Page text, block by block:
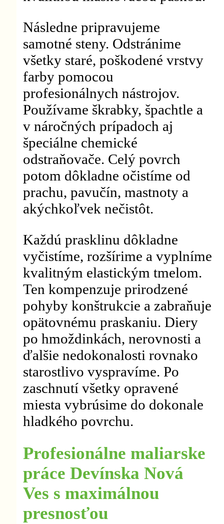
Následne pripravujeme
samotné steny. Odstránime
všetky staré, poškodené vrstvy
farby pomocou
profesionálnych nástrojov.
Používame škrabky, špachtle a
v náročných prípadoch aj
špeciálne chemické
odstraňovače. Celý povrch
potom dôkladne očistíme od
prachu, pavučín, mastnoty a
akýchkoľvek nečistôt.
Každú prasklinu dôkladne
vyčistíme, rozšírime a vyplníme
kvalitným elastickým tmelom.
Ten kompenzuje prirodzené
pohyby konštrukcie a zabraňuje
opätovnému praskaniu. Diery
po hmoždinkách, nerovnosti a
ďalšie nedokonalosti rovnako
starostlivo vyspravíme. Po
zaschnutí všetky opravené
miesta vybrúsime do dokonale
hladkého povrchu.
Profesionálne maliarske
práce Devínska Nová
Ves s maximálnou
presnosťou